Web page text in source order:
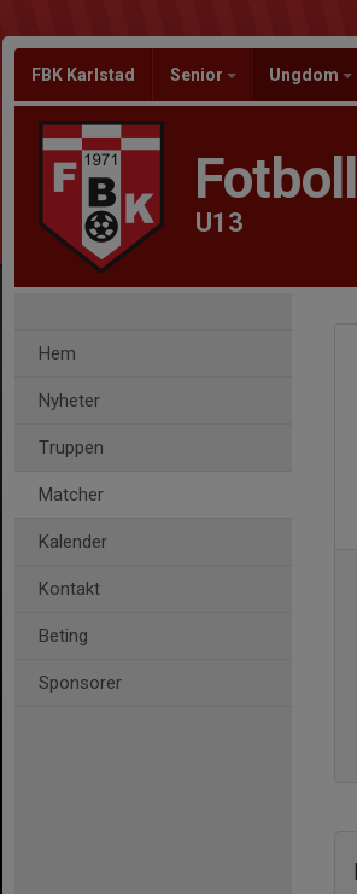
FBK Karlstad Senior Ungdom
U13
Hem
Nyheter
Truppen
Matcher
Kalender
Kontakt
Beting
Sponsorer